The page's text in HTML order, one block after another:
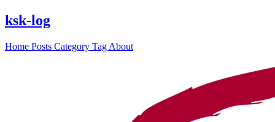
ksk-log
Home Posts Category Tag About